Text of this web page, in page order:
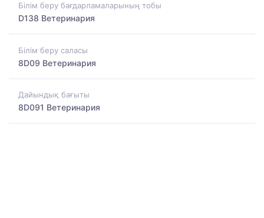
Білім беру бағдарламаларының тобы
D138 Ветеринария
Білім беру саласы
8D09 Ветеринария
Дайындық бағыты
8D091 Ветеринария